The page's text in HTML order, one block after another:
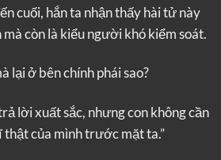
cuối, hắn ta nhận thấy hài tử này
còn là kiểu người khó kiểm soát.
lại ở bên chính phái sao?
lời xuất sắc, nhưng con không cần
thật của mình trước mặt ta.”